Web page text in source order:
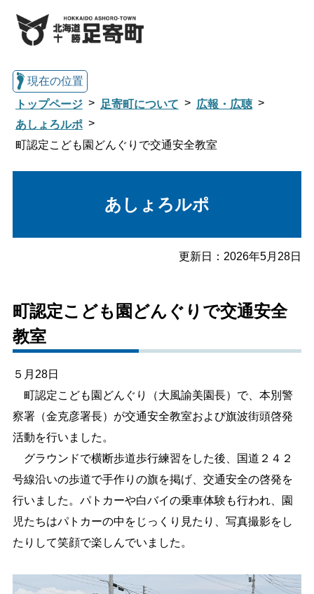
総合トップへ戻る
くらし・行政情報トップ
暮らし・手続き
しごと・産業
文字サイズ
標準 拡大
色合い
白 黒 黄 青
リセット
現在の位置
トップページ
足寄町について
広報・広聴
あしょろルポ
町認定こども園どんぐりで交通安全教室
あしょろルポ
更新日： 2026年5月28日
町認定こども園どんぐりで交通安全
教室
５月28日
町認定こども園どんぐり（大風諭美園長）で、本別警
察署（金克彦署長）が交通安全教室および旗波街頭啓発
活動を行いました。
グラウンドで横断歩道歩行練習をした後、国道２４２
号線沿いの歩道で手作りの旗を掲げ、交通安全の啓発を
行いました。パトカーや白バイの乗車体験も行われ、園
児たちはパトカーの中をじっくり見たり、写真撮影をし
たりして笑顔で楽しんでいました。